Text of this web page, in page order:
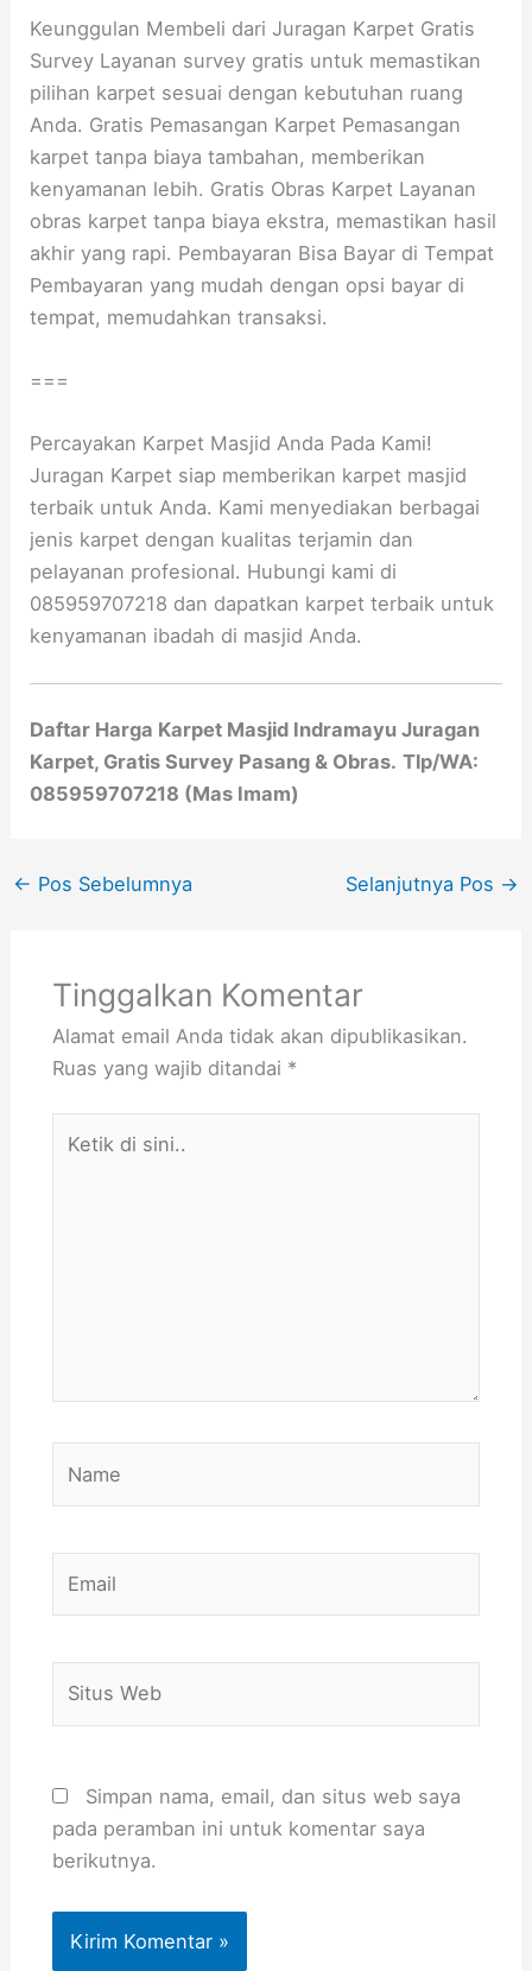
Keunggulan Membeli dari Juragan Karpet Gratis
Survey Layanan survey gratis untuk memastikan
pilihan karpet sesuai dengan kebutuhan ruang
Anda. Gratis Pemasangan Karpet Pemasangan
karpet tanpa biaya tambahan, memberikan
kenyamanan lebih. Gratis Obras Karpet Layanan
obras karpet tanpa biaya ekstra, memastikan hasil
akhir yang rapi. Pembayaran Bisa Bayar di Tempat
Pembayaran yang mudah dengan opsi bayar di
tempat, memudahkan transaksi.
===
Percayakan Karpet Masjid Anda Pada Kami!
Juragan Karpet siap memberikan karpet masjid
terbaik untuk Anda. Kami menyediakan berbagai
jenis karpet dengan kualitas terjamin dan
pelayanan profesional. Hubungi kami di
085959707218 dan dapatkan karpet terbaik untuk
kenyamanan ibadah di masjid Anda.
Daftar Harga Karpet Masjid Indramayu Juragan
Karpet, Gratis Survey Pasang & Obras. Tlp/WA:
085959707218 (Mas Imam)
← Pos Sebelumnya Selanjutnya Pos →
Tinggalkan Komentar
Alamat email Anda tidak akan dipublikasikan.
Ruas yang wajib ditandai *
Web
Simpan nama, email, dan situs web saya
pada peramban ini untuk komentar saya
berikutnya.